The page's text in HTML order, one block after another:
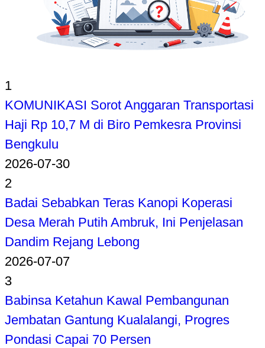
1
KOMUNIKASI Sorot Anggaran Transportasi
Haji Rp 10,7 M di Biro Pemkesra Provinsi
Bengkulu
2026-07-30
2
Badai Sebabkan Teras Kanopi Koperasi
Desa Merah Putih Ambruk, Ini Penjelasan
Dandim Rejang Lebong
2026-07-07
3
Babinsa Ketahun Kawal Pembangunan
Jembatan Gantung Kualalangi, Progres
Pondasi Capai 70 Persen